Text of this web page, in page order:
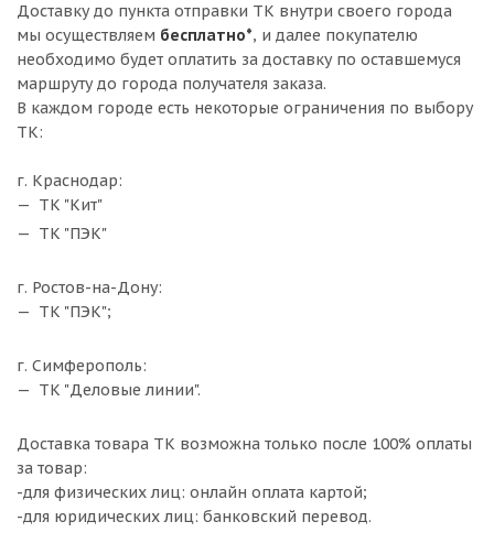
Доставку до пункта отправки ТК внутри своего города
мы осуществляем бесплатно*, и далее покупателю
необходимо будет оплатить за доставку по оставшемуся
маршруту до города получателя заказа.
В каждом городе есть некоторые ограничения по выбору
ТК:
г. Краснодар:
ТК "Кит"
ТК "ПЭК"
г. Ростов-на-Дону:
ТК "ПЭК";
г. Симферополь:
ТК "Деловые линии".
Доставка товара ТК возможна только после 100% оплаты
за товар:
-для физических лиц: онлайн оплата картой;
-для юридических лиц: банковский перевод.